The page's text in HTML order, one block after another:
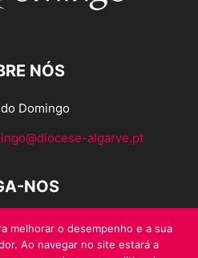
NÓS
Domingo
algarve.pt
NOS
melhorar o desempenho e a sua
Ao navegar no site estará a